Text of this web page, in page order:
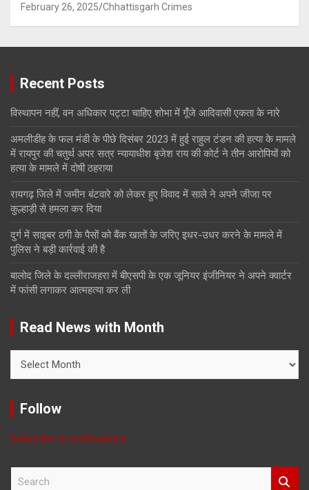
February 26, 2025 Chhattisgarh Crimes
Recent Posts
विस्थापन नहीं, वन अधिकार पट्टा चाहिए शोभा में गूंँजे आदिवासी एकता के नारे
अमलीडीह के फल मंडी के पीछे दिसंबर 2023 में हुई राहुल टंडन की हत्या के मामले
में रायपुर की चतुर्थ अपर सत्र न्यायाधीश बृजेश राय की कोर्ट ने तीन आरोपियों को
हत्या के मामले में दोषी ठहराया
रायगढ़ जिले में जमीन बंटवारे को लेकर हुए विवाद में साले ने अपने जीजा पर
कुल्हाड़ी से हमला कर दिया
दुर्ग में साइबर ठगी के पैसों को बैंक खातों के जरिए इधर-उधर करने के मामले में
पुलिस ने बड़ी कार्रवाई की है
बालोद जिले के दल्लीराजहरा में बीएसपी के एक जूनियर इंजीनियर ने अपने क्वार्टर
में फांसी लगाकर आत्महत्या कर ली
Read News with Month
News
Month
Follow
Subscribe to notifications